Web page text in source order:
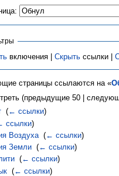
включения | Скрытьссылки |
страницы ссылаются на «
(предыдущие 50 |
‎(← ссылки)
ссылки)
Воздуха ‎(← ссылки)
Земли ‎(← ссылки)
‎(← ссылки)
‎(← ссылки)